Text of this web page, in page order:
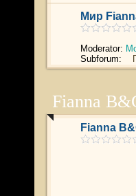
Мир
Moderator:
Subforum:
Fianna
Fianna